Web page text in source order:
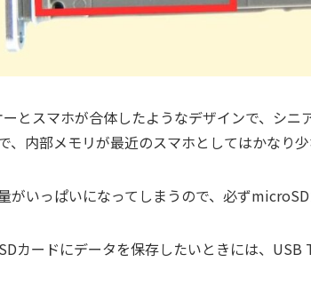
とスマホが合体したようなデザインで、シニ
、内部メモリが最近のスマホとしてはかなり少
がいっぱいになってしまうので、必ずmicroSD
カードにデータを保存したいときには、USB